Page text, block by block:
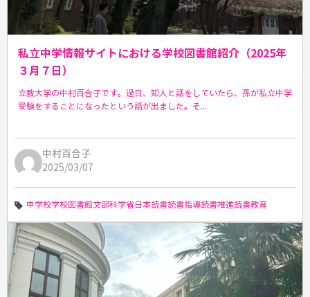
私立中学情報サイトにおける学校図書館紹介（2025年
３月７日）
立教大学の中村百合子です。過日、知人と話をしていたら、孫が私立中学
受験をすることになったという話が出ました。そ...
中村百合子
2025/03/07
中学校学校図書館文部科学省日本読書読書指導読書推進読書教育